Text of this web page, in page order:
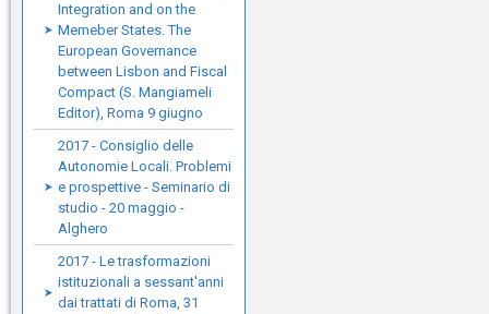
Integration and on the
Memeber States. The
European Governance
between Lisbon and Fiscal
Compact (S. Mangiameli
Editor), Roma 9 giugno
2017 - Consiglio delle
Autonomie Locali. Problemi
e prospettive - Seminario di
studio - 20 maggio -
Alghero
2017 - Le trasformazioni
istituzionali a sessant'anni
dai trattati di Roma, 31